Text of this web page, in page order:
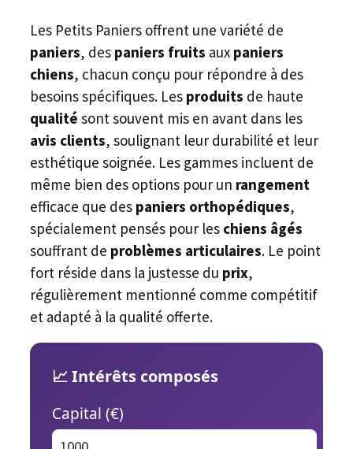
Les Petits Paniers offrent une variété de
paniers, des paniers fruits aux paniers
chiens, chacun conçu pour répondre à des
besoins spécifiques. Les produits de haute
qualité sont souvent mis en avant dans les
avis clients, soulignant leur durabilité et leur
esthétique soignée. Les gammes incluent de
même bien des options pour un rangement
efficace que des paniers orthopédiques,
spécialement pensés pour les chiens âgés
souffrant de problèmes articulaires. Le point
fort réside dans la justesse du prix,
régulièrement mentionné comme compétitif
et adapté à la qualité offerte.
📈 Intérêts composés
Capital (€)